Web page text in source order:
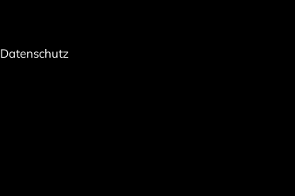
Datenschutz